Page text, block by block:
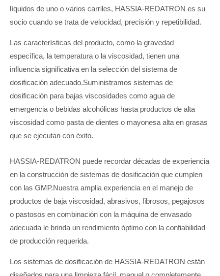
líquidos de uno o varios carriles, HASSIA-REDATRON es su
socio cuando se trata de velocidad, precisión y repetibilidad.
Las características del producto, como la gravedad
específica, la temperatura o la viscosidad, tienen una
influencia significativa en la selección del sistema de
dosificación adecuado.Suministramos sistemas de
dosificación para bajas viscosidades como agua de
emergencia o bebidas alcohólicas hasta productos de alta
viscosidad como pasta de dientes o mayonesa alta en grasas
que se ejecutan con éxito.
HASSIA-REDATRON puede recordar décadas de experiencia
en la construcción de sistemas de dosificación que cumplen
con las GMP.Nuestra amplia experiencia en el manejo de
productos de baja viscosidad, abrasivos, fibrosos, pegajosos
o pastosos en combinación con la máquina de envasado
adecuada le brinda un rendimiento óptimo con la confiabilidad
de producción requerida.
Los sistemas de dosificación de HASSIA-REDATRON están